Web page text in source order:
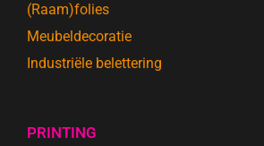
(Raam)folies
Meubeldecoratie
Industriële belettering
PRINTING